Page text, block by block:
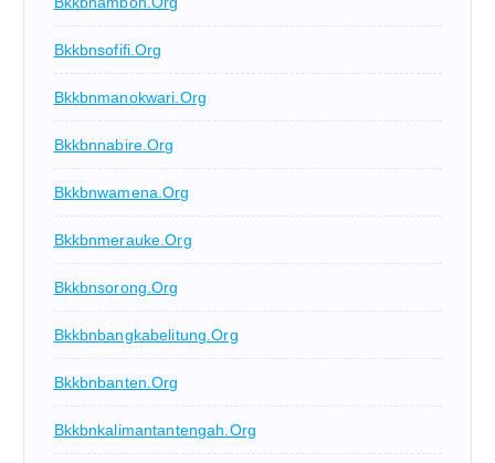
Bkkbnsofifi.org
Bkkbnmanokwari.org
Bkkbnnabire.org
Bkkbnwamena.org
Bkkbnmerauke.org
Bkkbnsorong.org
Bkkbnbangkabelitung.org
Bkkbnbanten.org
Bkkbnkalimantantengah.org